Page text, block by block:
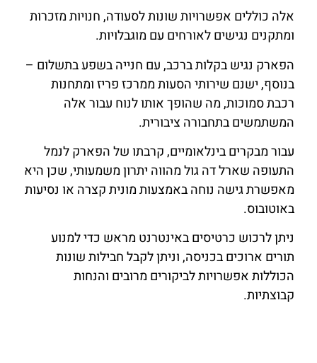
אלה כוללים אפשרויות שונות לסעודה, חנויות מזכרות
ומתקנים נגישים לאורחים עם מוגבלויות.
הפארק נגיש בקלות ברכב, עם חנייה בשפע בתשלום –
בנוסף, ישנם שירותי הסעות ממרכז פריז ומתחנות
רכבת סמוכות, מה שהופך אותו לנוח עבור אלה
המשתמשים בתחבורה ציבורית.
עבור מבקרים בינלאומיים, קרבתו של הפארק לנמל
התעופה שארל דה גול מהווה יתרון משמעותי, שכן היא
מאפשרת גישה נוחה באמצעות מונית קצרה או נסיעות
באוטובוס.
ניתן לרכוש כרטיסים באינטרנט מראש כדי למנוע
תורים ארוכים בכניסה, וניתן לקבל חבילות שונות
הכוללות אפשרויות לביקורים מרובים והנחות
קבוצתיות.